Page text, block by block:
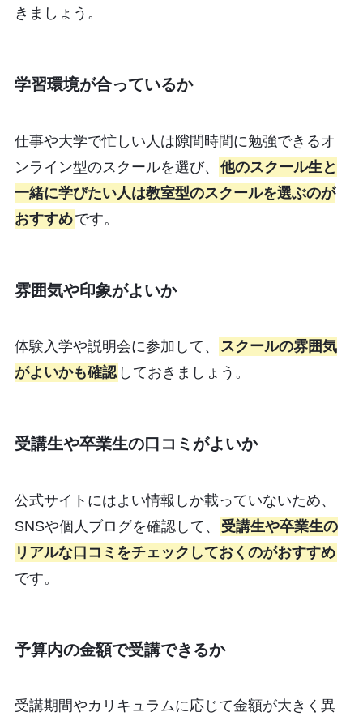
きましょう。
学習環境が合っているか
仕事や大学で忙しい人は隙間時間に勉強できるオ
ンライン型のスクールを選び、
他のスクール生と
一緒に学びたい人は教室型のスクールを選ぶのが
おすすめです。
雰囲気や印象がよいか
体験入学や説明会に参加して、
スクールの雰囲気
がよいかも確認 しておきましょう。
受講生や卒業生の口コミがよいか
公式サイトにはよい情報しか載っていないため、
SNSや個人ブログを確認して、
受講生や卒業生の
リアルな口コミをチェックしておくのがおすすめ
です。
予算内の金額で受講できるか
受講期間やカリキュラムに応じて金額が大きく異